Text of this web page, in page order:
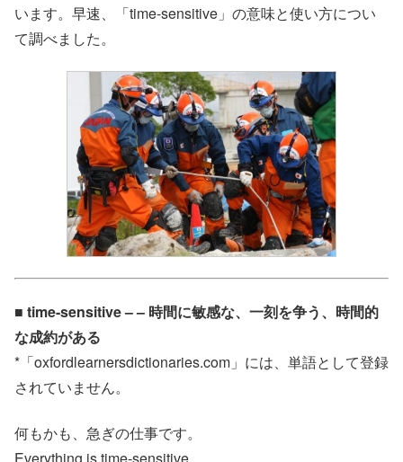
います。早速、「time-sensitive」の意味と使い方につい
て調べました。
■ time-sensitive – – 時間に敏感な、一刻を争う、時間的
な成約がある
*「oxfordlearnersdictionaries.com」には、単語として登録
されていません。
何もかも、急ぎの仕事です。
Everything is time-sensitive.